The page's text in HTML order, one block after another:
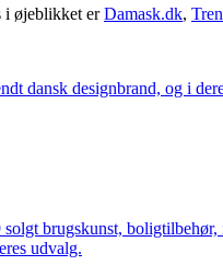
i øjeblikket erDamask.dk,
dansk designbrand, og i
brugskunst,
udvalg.